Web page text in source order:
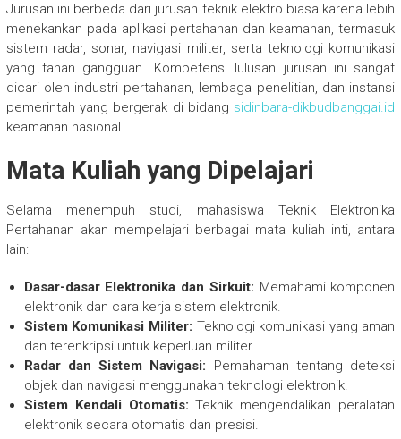
Jurusan ini berbeda dari jurusan teknik elektro biasa karena lebih
menekankan pada aplikasi pertahanan dan keamanan, termasuk
sistem radar, sonar, navigasi militer, serta teknologi komunikasi
yang tahan gangguan. Kompetensi lulusan jurusan ini sangat
dicari oleh industri pertahanan, lembaga penelitian, dan instansi
pemerintah yang bergerak di bidang sidinbara-dikbudbanggai.id
keamanan nasional.
Mata Kuliah yang Dipelajari
Selama menempuh studi, mahasiswa Teknik Elektronika
Pertahanan akan mempelajari berbagai mata kuliah inti, antara
lain:
Dasar-dasar Elektronika dan Sirkuit: Memahami komponen
elektronik dan cara kerja sistem elektronik.
Sistem Komunikasi Militer: Teknologi komunikasi yang aman
dan terenkripsi untuk keperluan militer.
Radar dan Sistem Navigasi: Pemahaman tentang deteksi
objek dan navigasi menggunakan teknologi elektronik.
Sistem Kendali Otomatis: Teknik mengendalikan peralatan
elektronik secara otomatis dan presisi.